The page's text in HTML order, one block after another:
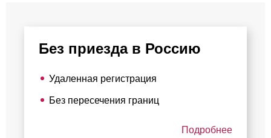
Без приезда в Россию
Удаленная регистрация
Без пересечения границ
Подробнее